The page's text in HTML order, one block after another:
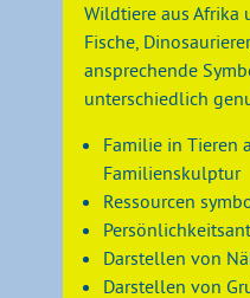
Wildtiere aus Afrika
Fische,
ansprechende
unterschiedlich
Familie in Tieren
Familienskulptur
Ressourcen
Darstellen von
Darstellen von